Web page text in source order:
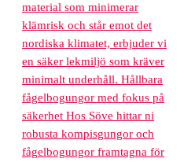
material som minimerar
klämrisk och står emot det
nordiska klimatet, erbjuder vi
en säker lekmiljö som kräver
minimalt underhåll. Hållbara
fågelbogungor med fokus på
säkerhet Hos Söve hittar ni
robusta kompisgungor och
fågelbogungor framtagna för